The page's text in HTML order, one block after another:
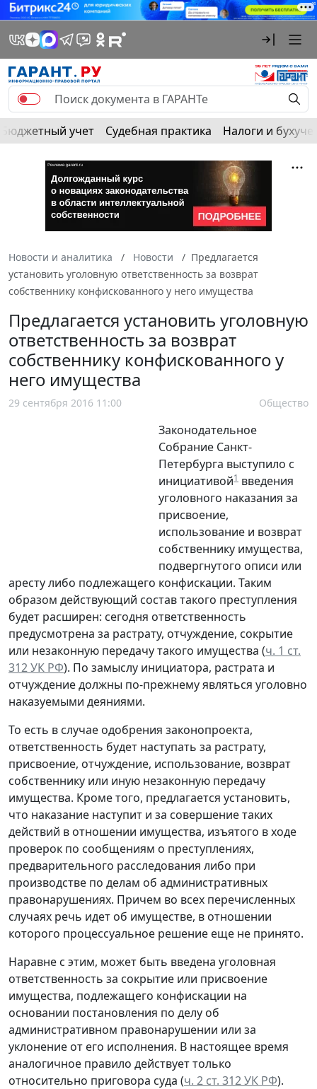
Бюджетный учет Судебная практика Налоги и
Новости и аналитика Новости
Предлагается
установить уголовную ответственность за возврат
собственнику конфискованного у него имущества
Предлагается установить уголовную
ответственность за возврат
собственнику конфискованного у
него имущества
29 сентября 2016 11:00 Общество
Законодательное
Собрание Санкт-
Петербурга выступило с
инициативой1 введения
уголовного наказания за
присвоение,
использование и возврат
собственнику имущества,
подвергнутого описи или
аресту либо подлежащего конфискации. Таким
образом действующий состав такого преступления
будет расширен: сегодня ответственность
предусмотрена за растрату, отчуждение, сокрытие
или незаконную передачу такого имущества (ч. 1 ст.
312 УК РФ). По замыслу инициатора, растрата и
отчуждение должны по-прежнему являться уголовно
наказуемыми деяниями.
То есть в случае одобрения законопроекта,
ответственность будет наступать за растрату,
присвоение, отчуждение, использование, возврат
собственнику или иную незаконную передачу
имущества. Кроме того, предлагается установить,
что наказание наступит и за совершение таких
действий в отношении имущества, изъятого в ходе
проверок по сообщениям о преступлениях,
предварительного расследования либо при
производстве по делам об административных
правонарушениях. Причем во всех перечисленных
случаях речь идет об имуществе, в отношении
которого процессуальное решение еще не принято.
Наравне с этим, может быть введена уголовная
ответственность за сокрытие или присвоение
имущества, подлежащего конфискации на
основании постановления по делу об
административном правонарушении или за
уклонение от его исполнения. В настоящее время
аналогичное правило действует только
относительно приговора суда (ч. 2 ст. 312 УК РФ).